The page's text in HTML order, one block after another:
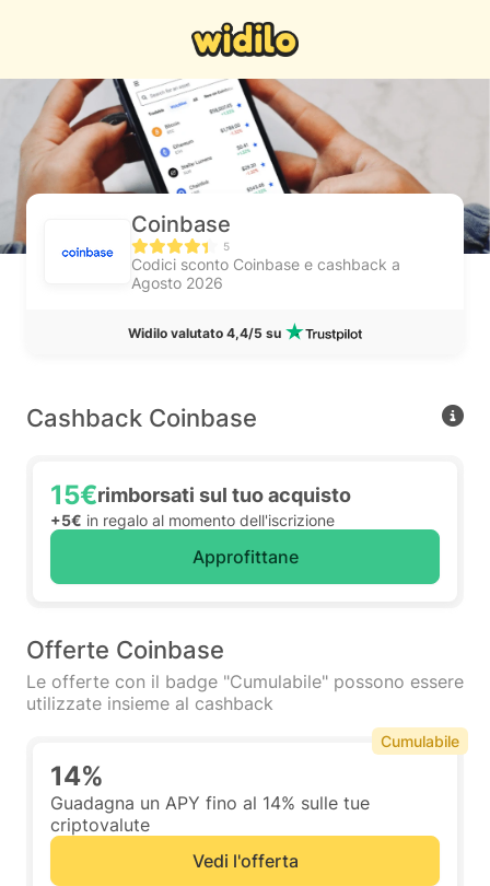
Coinbase
5
Codici sconto Coinbase e cashback a
Agosto 2026
Widilo valutato 4,4/5 su
Cashback Coinbase
15€rimborsati sul tuo acquisto
+5€ in regalo al momento dell'iscrizione
Approfittane
Offerte Coinbase
Le offerte con il badge "Cumulabile" possono essere
utilizzate insieme al cashback
14%
Guadagna un APY fino al 14% sulle tue
criptovalute
Vedi l'offerta
Cumulabile